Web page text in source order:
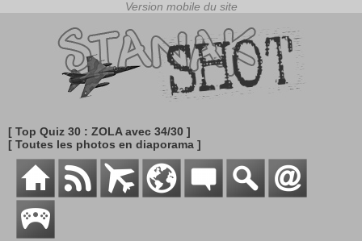
[ Top Quiz 30 : ZOLA avec 34/30 ]
[ Toutes les photos en diaporama ]